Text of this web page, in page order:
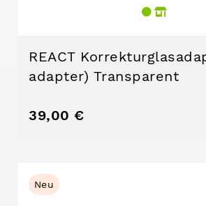
REACT
adapter) Transparent
39,00 €
Neu